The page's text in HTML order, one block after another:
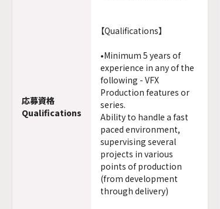
応募資格
Qualifications
【Qualifications】
•Minimum 5 years of
experience in any of the
following - VFX
Production features or
series.
Ability to handle a fast
paced environment,
supervising several
projects in various
points of production
(from development
through delivery)